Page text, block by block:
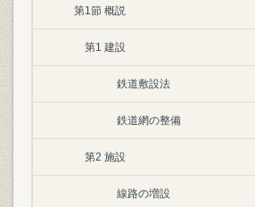
第1節 概説
第1 建設
鉄道敷設法
鉄道網の整備
第2 施設
線路の増設